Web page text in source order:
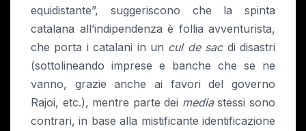
equidistante”, suggeriscono che la spinta
catalana all’indipendenza è follia avventurista,
che porta i catalani in un cul de sacdi disastri
(sottolineando imprese e banche che se ne
vanno, grazie anche ai favori del governo
Rajoi, etc.), mentre parte dei mediastessi sono
contrari, in base alla mistificante identificazione